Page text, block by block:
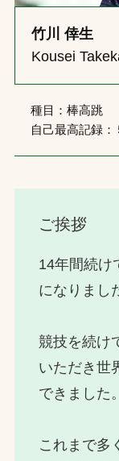
Instagram
Facebook
文字の見えづ
竹川 倖生
Kousei
種目：棒高跳
自己最高記録：
ご挨拶
14年間続け
になりまし
競技を続け
いただき世
できました。
これまで多